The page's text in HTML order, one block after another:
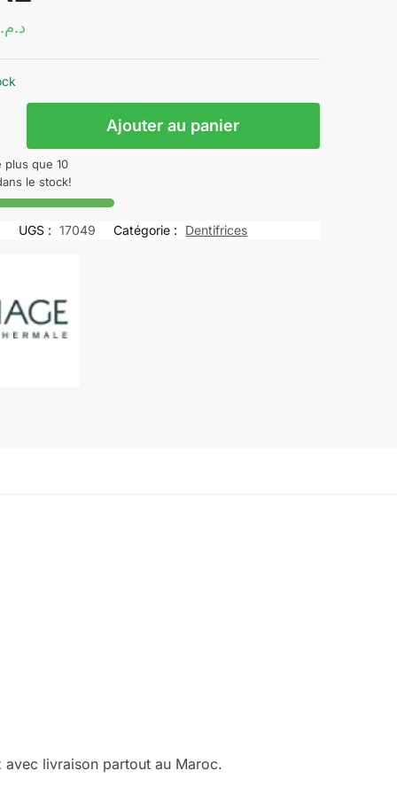
د.م.
Ajouter au panier
plus que 10
le stock!
UGS : 17049 Catégorie : Dentifrices
avec livraison partout au Maroc.